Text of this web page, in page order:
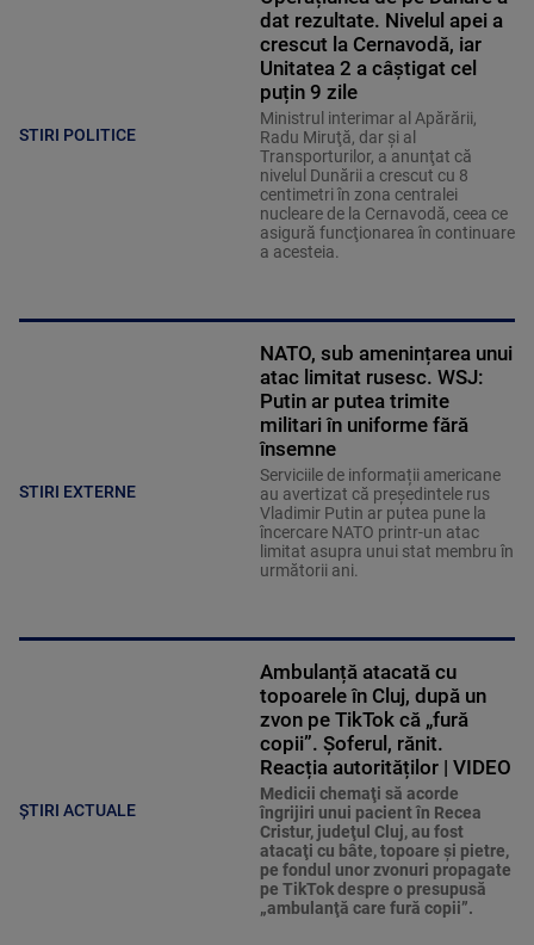
STIRI POLITICE
dat rezultate. Nivelul apei a
crescut la Cernavodă, iar
Unitatea 2 a câștigat cel
puțin 9 zile
Ministrul interimar al Apărării,
Radu Miruţă, dar şi al
Transporturilor, a anunţat că
nivelul Dunării a crescut cu 8
centimetri în zona centralei
nucleare de la Cernavodă, ceea ce
asigură funcţionarea în continuare
a acesteia.
STIRI EXTERNE
NATO, sub amenințarea unui
atac limitat rusesc. WSJ:
Putin ar putea trimite
militari în uniforme fără
însemne
Serviciile de informații americane
au avertizat că președintele rus
Vladimir Putin ar putea pune la
încercare NATO printr-un atac
limitat asupra unui stat membru în
următorii ani.
ȘTIRI ACTUALE
Ambulanță atacată cu
topoarele în Cluj, după un
zvon pe TikTok că „fură
copii”. Șoferul, rănit.
Reacția autorităților | VIDEO
Medicii chemaţi să acorde
îngrijiri unui pacient în Recea
Cristur, judeţul Cluj, au fost
atacaţi cu bâte, topoare şi pietre,
pe fondul unor zvonuri propagate
pe TikTok despre o presupusă
„ambulanţă care fură copii”.